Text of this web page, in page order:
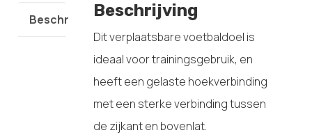
BeschrijvingBeschrijving
Dit verplaatsbare voetbaldoel is
ideaal voor trainingsgebruik, en
heeft een gelaste hoekverbinding
met een sterke verbinding tussen
de zijkant en bovenlat.